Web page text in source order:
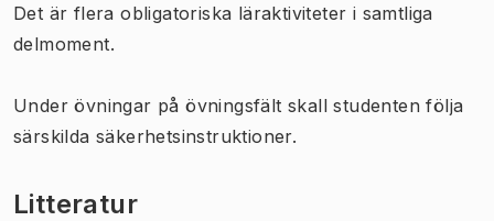
Det är flera obligatoriska läraktiviteter i samtliga
delmoment.
Under övningar på övningsfält skall studenten följa
särskilda säkerhetsinstruktioner.
Litteratur